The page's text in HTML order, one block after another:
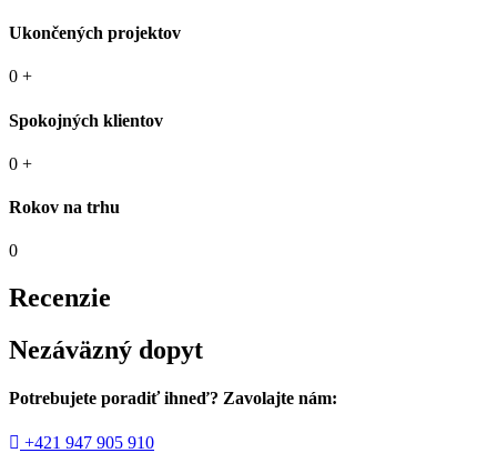
Ukončených projektov
0 +
Spokojných klientov
0 +
Rokov na trhu
0
Recenzie
Nezáväzný dopyt
Potrebujete poradiť ihneď? Zavolajte nám:
+421 947 905 910